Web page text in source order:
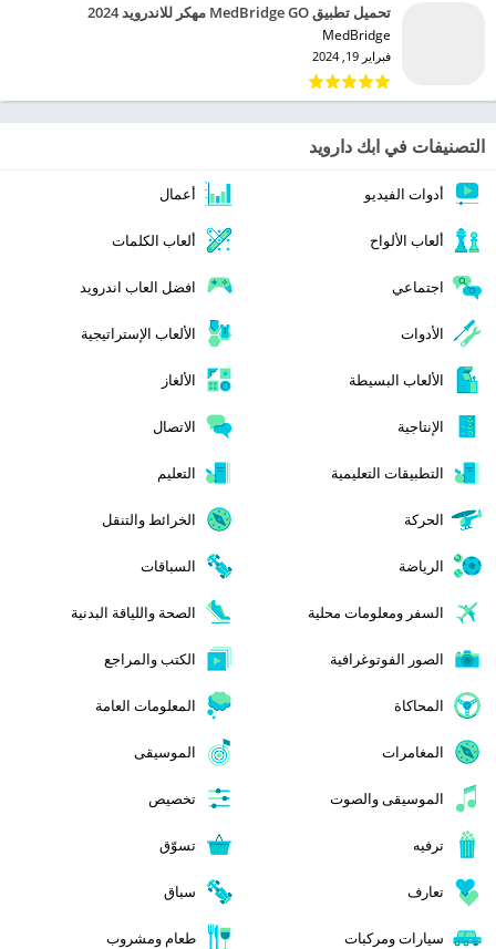
تحميل تطبيق MedBridge GO مهكر للاندرويد 2024
MedBridge‏
فبراير 19, 2024
التصنيفات في ابك دارويد
أدوات الفيديو أعمال
ألعاب الألواح ألعاب الكلمات
اجتماعي افضل العاب اندرويد
الأدوات الألعاب الإستراتيجية
الألعاب البسيطة الألغاز
الإنتاجية الاتصال
التطبيقات التعليمية التعليم
الحركة الخرائط والتنقل
الرياضة السباقات
السفر ومعلومات محلية الصحة واللياقة البدنية
الصور الفوتوغرافية الكتب والمراجع
المحاكاة المعلومات العامة
المغامرات الموسيقى
الموسيقى والصوت تخصيص
ترفيه تسوّق
تعارف سباق
سيارات ومركبات طعام ومشروب